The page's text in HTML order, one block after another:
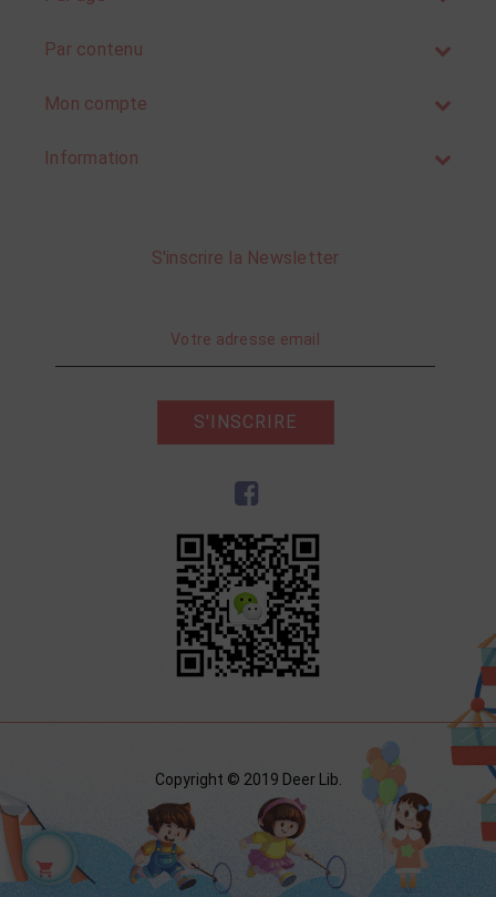
Par contenu
Mon compte
Information
S'inscrire la Newsletter
S'INSCRIRE
Copyright © 2019 Deer Lib.
